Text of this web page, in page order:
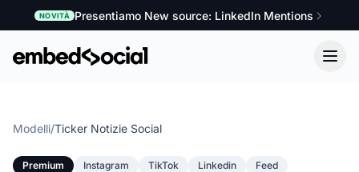
NOVITÀ Presentiamo New source: LinkedIn Mentions
Modelli/Ticker Notizie Social
Premium Instagram TikTok Linkedin Feed